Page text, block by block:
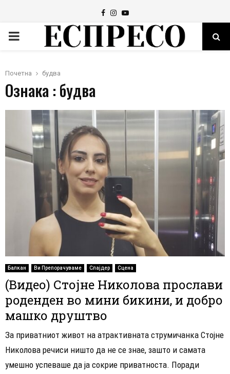
Facebook
Instagram
Youtube
PRIMARY
Почетна будва
Ознака : будва
Балкан Ви Препорачуваме Слајдер Сцена
(Видео) Стојне Николова прослави
роденден во мини бикини, и добро
машко друштво
За приватниот живот на атрактивната струмичанка Стојне
Николова речиси ништо да не се знае, зашто и самата
умешно успеваше да ја сокрие приватноста. Поради